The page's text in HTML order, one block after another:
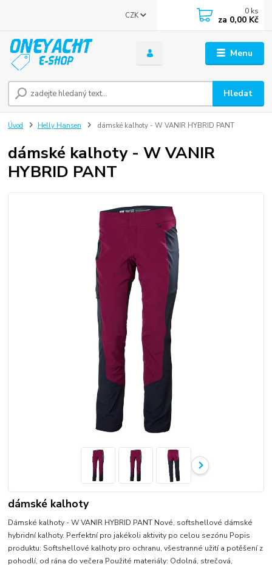
Menu
CZK
Hledat
0 ks
za 0,00 Kč
Úvod Helly Hansen dámské kalhoty - W VANIR HYBRID PANT
dámské kalhoty - W VANIR
HYBRID PANT
dámské kalhoty
Dámské kalhoty - W VANIR HYBRID PANT Nové, softshellové dámské
hybridní kalhoty. Perfektní pro jakékoli aktivity po celou sezónu Popis
produktu: Softshellové kalhoty pro ochranu, všestranné užití a potěšení z
pohodlí, od rána do večera Použité materiály: Odolná, strečová,